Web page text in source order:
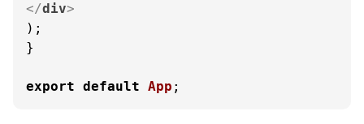
</div>
);
}
export default App ;